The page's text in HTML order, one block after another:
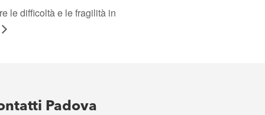
le difficoltà e le fragilità in
Padova